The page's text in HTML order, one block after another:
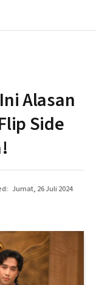
Alasan
Side
Jumat, 26 Juli 2024